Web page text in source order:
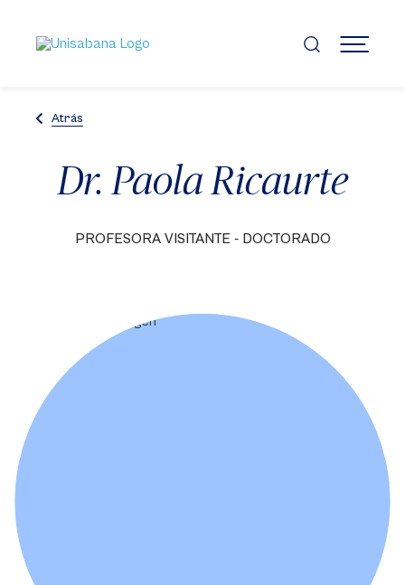
contenido
principal
MENÚ
Atrás
Dr. Paola Ricaurte
PROFESORA VISITANTE - DOCTORADO